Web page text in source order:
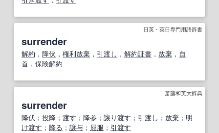
日英・英日専門用語辞書
surrender
解約 ， 降伏 ， 権利放棄 ， 引渡し ， 解約証書 ， 放棄 ， 自
首 ， 保険解約
斎藤和英大辞典
surrender
降伏 ； 投降 ； 渡す ； 降参 ； 譲り渡す ； 引渡し ； 放棄 ； 明
け渡す ； 降る ； 譲与 ； 屈服 ； 引渡す